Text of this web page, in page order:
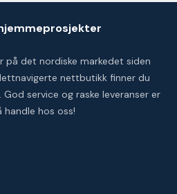
på det nordiske markedet siden
nettbutikk finner du
service og raske leveranser er
hos oss!